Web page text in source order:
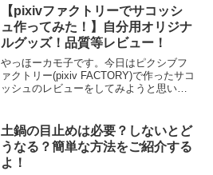
キングバッド熱が落ち着いていた私も、
ネッ...
【pixivファクトリーでサコッシ
ュ作ってみた！】自分用オリジナ
ルグッズ！品質等レビュー！
やっほーカモ子です。今日はピクシブフ
ァクトリー(pixiv FACTORY)で作ったサコ
ッシュのレビューをしてみようと思いま
pixivFACTORYでサコッシュ！そもそ...
土鍋の目止めは必要？しないとど
うなる？簡単な方法をご紹介する
よ！